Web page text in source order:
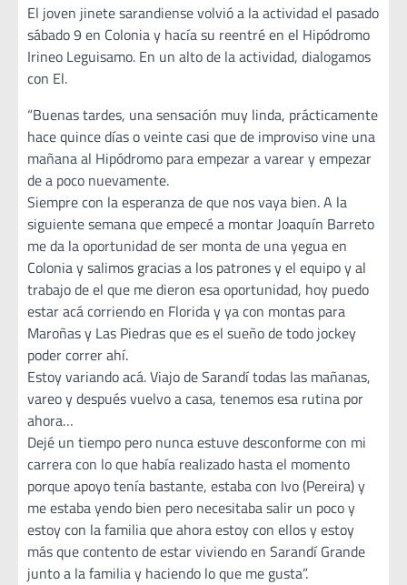
El joven jinete sarandiense volvió a la actividad el pasado
sábado 9 en Colonia y hacía su reentré en el Hipódromo
Irineo Leguisamo. En un alto de la actividad, dialogamos
con El.
“Buenas tardes, una sensación muy linda, prácticamente
hace quince días o veinte casi que de improviso vine una
mañana al Hipódromo para empezar a varear y empezar
de a poco nuevamente.
Siempre con la esperanza de que nos vaya bien. A la
siguiente semana que empecé a montar Joaquín Barreto
me da la oportunidad de ser monta de una yegua en
Colonia y salimos gracias a los patrones y el equipo y al
trabajo de el que me dieron esa oportunidad, hoy puedo
estar acá corriendo en Florida y ya con montas para
Maroñas y Las Piedras que es el sueño de todo jockey
poder correr ahí.
Estoy variando acá. Viajo de Sarandí todas las mañanas,
vareo y después vuelvo a casa, tenemos esa rutina por
ahora…
Dejé un tiempo pero nunca estuve desconforme con mi
carrera con lo que había realizado hasta el momento
porque apoyo tenía bastante, estaba con Ivo (Pereira) y
me estaba yendo bien pero necesitaba salir un poco y
estoy con la familia que ahora estoy con ellos y estoy
más que contento de estar viviendo en Sarandí Grande
junto a la familia y haciendo lo que me gusta”.